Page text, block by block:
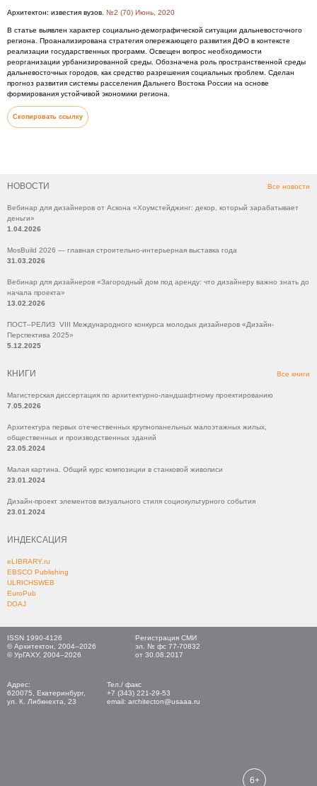
НОВОСТИ Все новости
Вебинар для дизайнеров от Аскона «Хоумстейджинг: декор, который зарабатывает
деньги»
1.04.2026
MosBuild 2026 — главная строительно-интерьерная выставка года
31.03.2026
Вебинар для дизайнеров «Загородный дом под аренду: что дизайнеру важно знать до
начала проекта»
13.02.2026
ПОСТ–РЕЛИЗ VIII Международного конкурса молодых дизайнеров «Дизайн-
Перспектива 2025»
5.12.2025
КНИГИ Все книги
Магистерская диссертация по архитектурно-ландшафтному проектированию
7.05.2026
Архитектура первых отечественных крупнопанельных малоэтажных жилых,
общественных и производственных зданий
23.05.2024
Малая картина. Общий курс композиции в станковой живописи
23.01.2024
Дизайн-проект элементов визуального стиля социокультурного события
23.01.2024
ИНДЕКСАЦИЯ
eLIBRARY.ru
EBSCO Publishing
ULRICHSWEB
EuroPub
DOAJ
Архитектон: известия вузов. №2 (70) Июнь, 2020
В статье выявлен характер социально-демографической ситуации дальневосточного
региона. Проанализирована стратегия опережающего развития ДФО в контексте
реализации государственных программ. Освещен вопрос необходимости
реорганизации урбанизированной среды. Обозначена роль пространственной среды
дальневосточных городов, как средство разрешения социальных проблем. Сделан
прогноз развития системы расселения Дальнего Востока России на основе
формирования устойчивой экономики региона.
Скопировать ссылку
ISSN 1990-4126
© Архитектон, 2004–2026
© УрГАХУ, 2004–2026
Регистрация СМИ
эл. № фс 77-70832
от 30.08.2017
Адрес:
620075, Екатеринбург,
ул. К. Либкнехта, 23
Тел./ факс
+7 (343) 221-29-53
email: architecton@usaaa.ru
6+